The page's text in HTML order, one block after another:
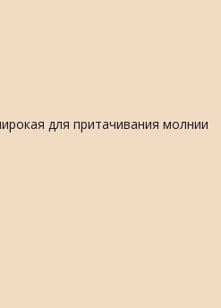
для притачивания молнии